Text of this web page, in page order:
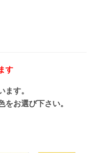
す
す。
お選び下さい。